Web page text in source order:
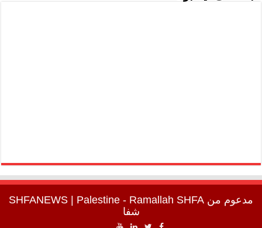
مدعوم من SHFANEWS | Palestine - Ramallah SHFA
شفا